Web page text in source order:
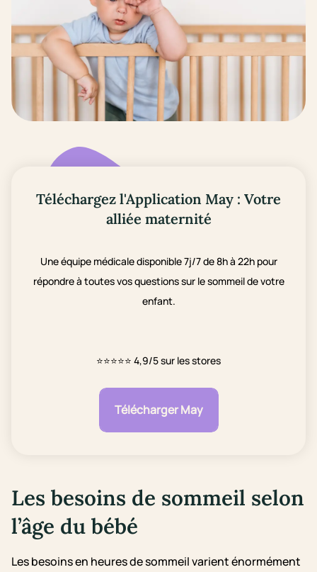
Téléchargez l'Application May : Votre
alliée maternité
Une équipe médicale disponible 7j/7 de 8h à 22h pour
répondre à toutes vos questions sur le sommeil de votre
enfant.
⭐⭐⭐⭐⭐ 4,9/5 sur les stores
Télécharger May
Les besoins de sommeil selon
l’âge du bébé
Les besoins en heures de sommeil varient énormément